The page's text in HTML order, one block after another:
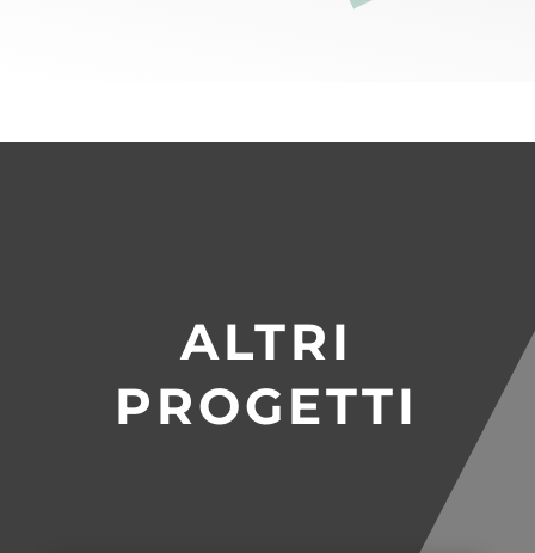
ALTRI
PROGETTI